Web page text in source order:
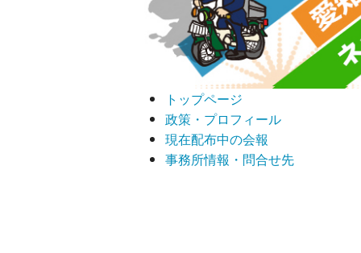
トップページ
政策・プロフィール
現在配布中の会報
事務所情報・問合せ先